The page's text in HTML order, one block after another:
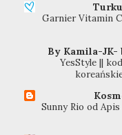
Garnier Vitamin
By Kamila-
YesStyle ||
Sunny Rio od